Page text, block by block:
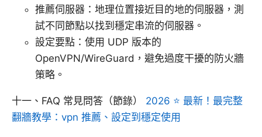
推薦伺服器：地理位置接近目的地的伺服器，測
試不同節點以找到穩定串流的伺服器。
設定要點：使用 UDP 版本的
OpenVPN/WireGuard，避免過度干擾的防火牆
策略。
十一、FAQ 常見問答（節錄） 2026 ⭐ 最新！最完整
翻牆教學：vpn 推薦、設定到穩定使用